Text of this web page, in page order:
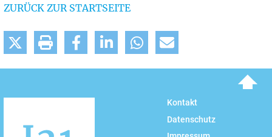
ZURÜCK ZUR STARTSEITE
Kontakt
Datenschutz